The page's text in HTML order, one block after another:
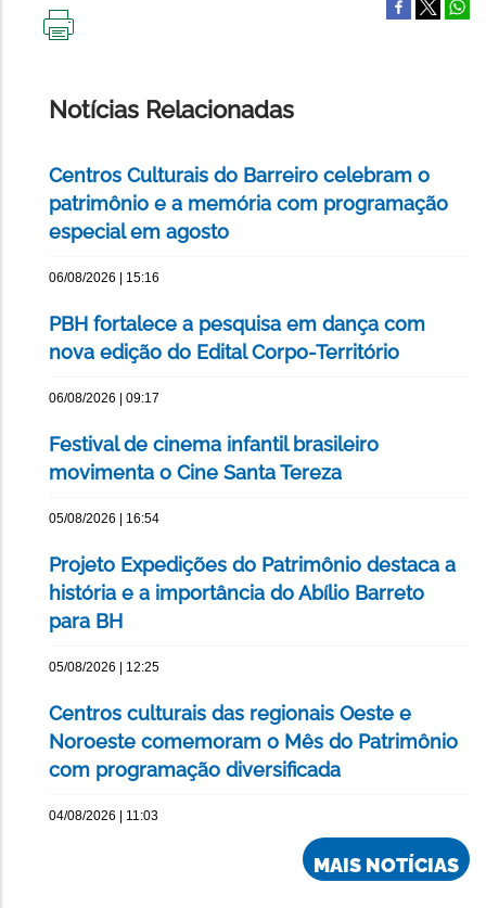
Notícias Relacionadas
Centros Culturais do Barreiro celebram o
patrimônio e a memória com programação
especial em agosto
06/08/2026 | 15:16
PBH fortalece a pesquisa em dança com
nova edição do Edital Corpo-Território
06/08/2026 | 09:17
Festival de cinema infantil brasileiro
movimenta o Cine Santa Tereza
05/08/2026 | 16:54
Projeto Expedições do Patrimônio destaca a
história e a importância do Abílio Barreto
para BH
05/08/2026 | 12:25
Centros culturais das regionais Oeste e
Noroeste comemoram o Mês do Patrimônio
com programação diversificada
04/08/2026 | 11:03
MAIS NOTÍCIAS